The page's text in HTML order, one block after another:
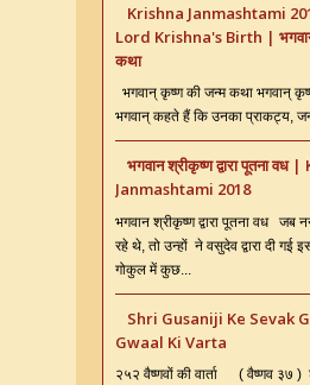
Krishna Janmashtami
Lord Krishna's Birth |
कथा
भगवान् कृष्ण की जन्म कथा भगवान्
भगवान् कहते हैं कि उनका प्राकट्य,
भगवान श्रीकृष्ण द्वारा पूतना वध
Janmashtami 2018
भगवान श्रीकृष्ण द्वारा पूतना वध जब
रहे थे, तो उन्हों ने वसुदेव द्वारा दी गई
गोकुल में कुछ...
Shri Gusaniji Ke Sevak
Gwaal Ki Varta
२५२ वैष्णवों की वार्ता ( वैष्णव ३७